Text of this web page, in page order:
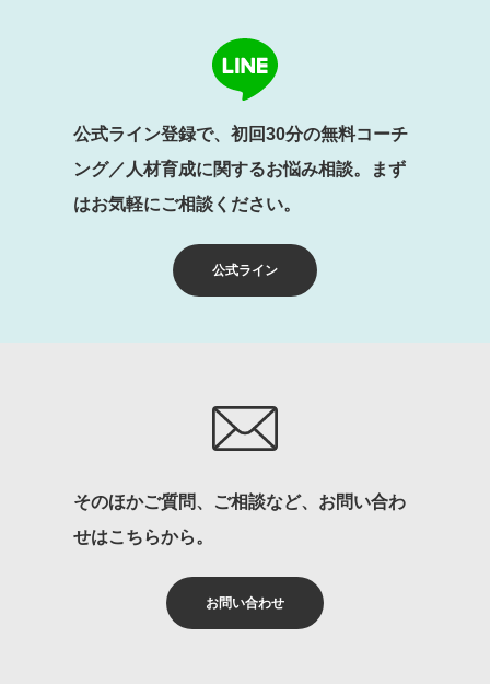
公式ライン
公式ライン登録で、初回30分の無料コーチ
ング／人材育成に関するお悩み相談。まず
はお気軽にご相談ください。
お問い合わせ
そのほかご質問、ご相談など、お問い合わ
せはこちらから。